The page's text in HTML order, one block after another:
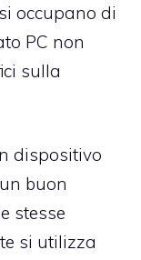
occupano di
PC non
sulla
dispositivo
buon
stesse
si utilizza